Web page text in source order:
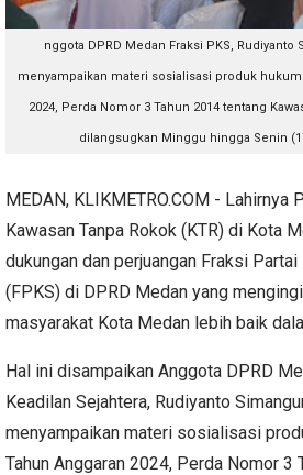
nggota DPRD Medan Fraksi PKS, Rudiyanto
menyampaikan materi sosialisasi produk
2024, Perda Nomor 3 Tahun 2014 tentang
dilangsugkan Minggu hingga Senin
MEDAN, KLIKMETRO.COM - Lahirnya
Kawasan Tanpa Rokok (KTR) di Kota
dukungan dan perjuangan Fraksi
(FPKS) di DPRD Medan yang
masyarakat Kota Medan lebih baik
Hal ini disampaikan Anggota DPRD
Keadilan Sejahtera, Rudiyanto
menyampaikan materi sosialisasi
Tahun Anggaran 2024, Perda Nomor 3